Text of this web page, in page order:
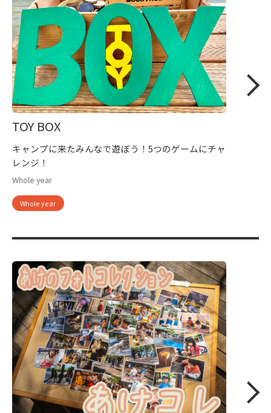
TOY BOX
キャンプに来たみんなで遊ぼう！5つのゲームにチャ
レンジ！
Whole year
Whole year